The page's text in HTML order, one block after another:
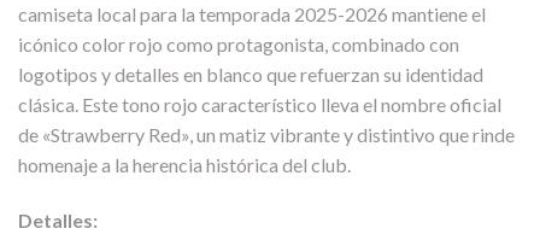
camiseta local para la temporada 2025-2026 mantiene el
icónico color rojo como protagonista, combinado con
logotipos y detalles en blanco que refuerzan su identidad
clásica. Este tono rojo característico lleva el nombre oficial
de «Strawberry Red», un matiz vibrante y distintivo que rinde
homenaje a la herencia histórica del club.
Detalles: